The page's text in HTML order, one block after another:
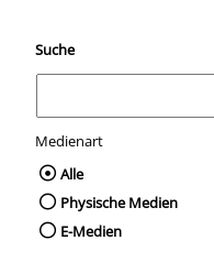
Suche
Medienart
Wählen Sie die
Alle
Physische Medien
E-Medien